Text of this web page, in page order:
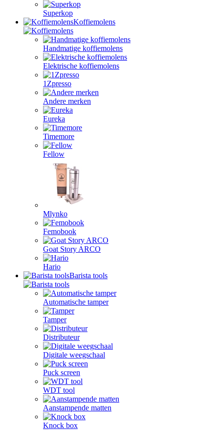
Superkop
Koffiemolens
Handmatige koffiemolens
Elektrische koffiemolens
1Zpresso
Andere merken
Eureka
Timemore
Fellow
Mlynko
Femobook
Goat Story ARCO
Hario
Barista tools
Automatische tamper
Tamper
Distributeur
Digitale weegschaal
Puck screen
WDT tool
Aanstampende matten
Knock box